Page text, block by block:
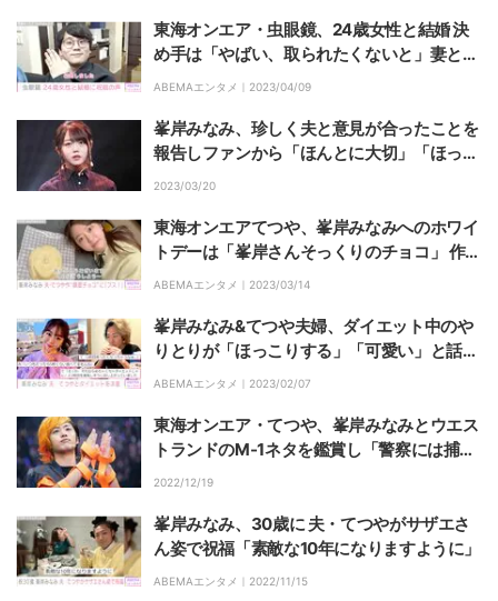
東海オンエア・虫眼鏡、24歳女性と結婚 決
め手は「やばい、取られたくないと」妻との
2ショット公開
ABEMAエンタメ｜ 2023/04/09
峯岸みなみ、珍しく夫と意見が合ったことを
報告しファンから「ほんとに大切」「ほっこ
りして癒される」の声
2023/03/20
東海オンエアてつや、峯岸みなみへのホワイ
トデーは「峯岸さんそっくりのチョコ」 作っ
てみた動画公開で「旦那になってもオタクみ
ァン絶賛
ABEMAエンタメ｜ 2023/03/14
峯岸みなみ&てつや夫婦、ダイエット中のや
りとりが「ほっこりする」「可愛い」と話題
に
ABEMAエンタメ｜ 2023/02/07
東海オンエア・てつや、峯岸みなみとウエス
トランドのM-1ネタを鑑賞し「警察には捕ま
らないようにしたい」
2022/12/19
峯岸みなみ、30歳に 夫・てつやがサザエさ
ん姿で祝福「素敵な10年になりますように」
ABEMAエンタメ｜ 2022/11/15